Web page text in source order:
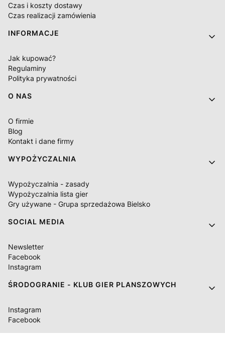
Czas i koszty dostawy
Czas realizacji zamówienia
INFORMACJE
Jak kupować?
Regulaminy
Polityka prywatności
O NAS
O firmie
Blog
Kontakt i dane firmy
WYPOŻYCZALNIA
Wypożyczalnia - zasady
Wypożyczalnia lista gier
Gry używane - Grupa sprzedażowa Bielsko
SOCIAL MEDIA
Newsletter
Facebook
Instagram
ŚRODOGRANIE - KLUB GIER PLANSZOWYCH
Instagram
Facebook